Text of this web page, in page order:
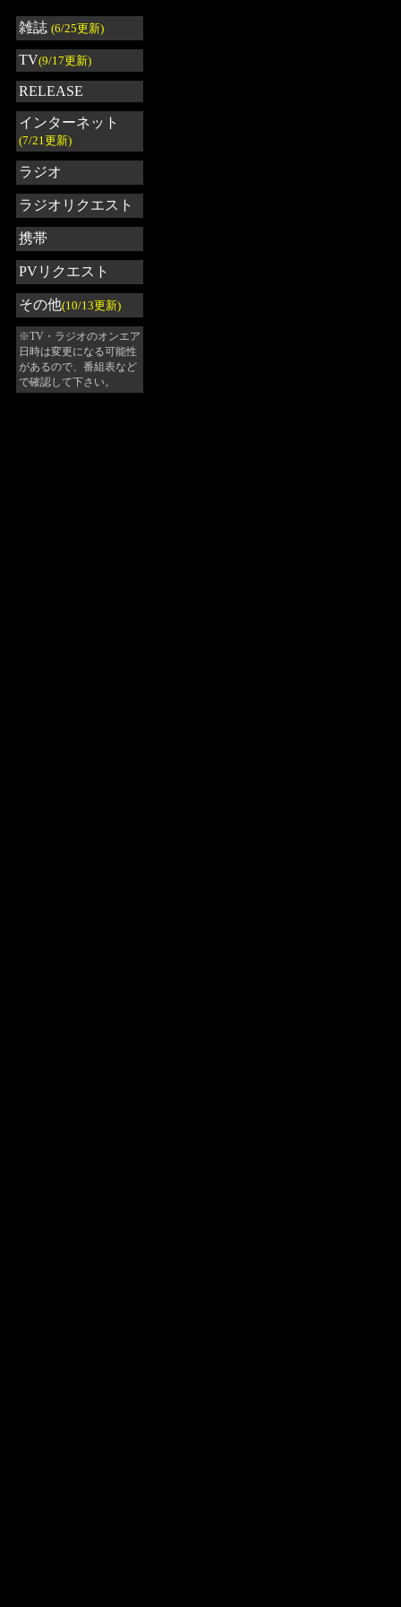
雑誌 (6/25更新)
TV(9/17更新)
RELEASE
インターネット
(7/21更新)
ラジオ
ラジオリクエスト
携帯
PVリクエスト
その他(10/13更新)
※TV・ラジオのオンエア
日時は変更になる可能性
があるので、番組表など
で確認して下さい。